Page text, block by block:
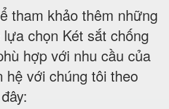
khảo thêm những
chọn Két sắt chống
hợp với nhu cầu của
hệ với chúng tôi theo